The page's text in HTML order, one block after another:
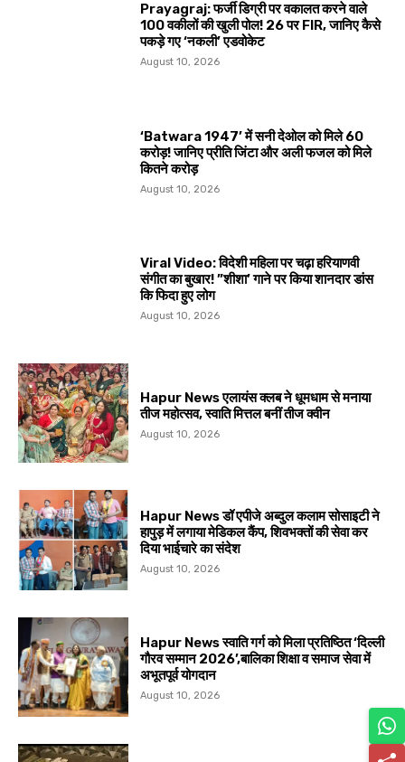
Prayagraj: फर्जी डिग्री पर वकालत करने वाले
100 वकीलों की खुली पोल! 26 पर FIR, जानिए कैसे
पकड़े गए ‘नकली’ एडवोकेट
August 10, 2026
‘Batwara 1947’ में सनी देओल को मिले ₹60
करोड़! जानिए प्रीति जिंटा और अली फजल को मिले
कितने करोड़
August 10, 2026
Viral Video: विदेशी महिला पर चढ़ा हरियाणवी
संगीत का बुखार! ”शीशा’ गाने पर किया शानदार डांस
कि फिदा हुए लोग
August 10, 2026
Hapur News एलायंस क्लब ने धूमधाम से मनाया
तीज महोत्सव, स्वाति मित्तल बनीं तीज क्वीन
August 10, 2026
Hapur News डॉ एपीजे अब्दुल कलाम सोसाइटी ने
हापुड़ में लगाया मेडिकल कैंप, शिवभक्तों की सेवा कर
दिया भाईचारे का संदेश
August 10, 2026
Hapur News स्वाति गर्ग को मिला प्रतिष्ठित ‘दिल्ली
गौरव सम्मान 2026’,बालिका शिक्षा व समाज सेवा में
अभूतपूर्व योगदान
August 10, 2026